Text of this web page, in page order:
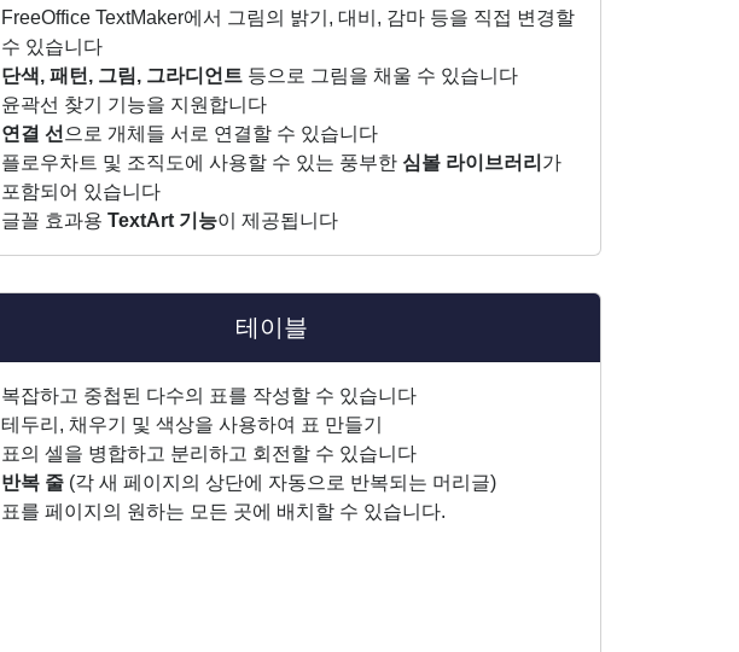
FreeOffice TextMaker에서 그림의 밝기, 대비, 감마 등을 직접 변경할
수 있습니다
단색, 패턴, 그림, 그라디언트 등으로 그림을 채울 수 있습니다
윤곽선 찾기 기능을 지원합니다
연결 선 으로 개체들 서로 연결할 수 있습니다
플로우차트 및 조직도에 사용할 수 있는 풍부한 심볼 라이브러리 가
포함되어 있습니다
글꼴 효과용 TextArt 기능이 제공됩니다
테이블
복잡하고 중첩된 다수의 표를 작성할 수 있습니다
테두리, 채우기 및 색상을 사용하여 표 만들기
표의 셀을 병합하고 분리하고 회전할 수 있습니다
반복 줄 (각 새 페이지의 상단에 자동으로 반복되는 머리글)
표를 페이지의 원하는 모든 곳에 배치할 수 있습니다.